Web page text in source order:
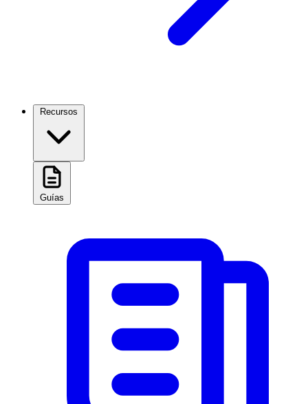
Recursos
Guías